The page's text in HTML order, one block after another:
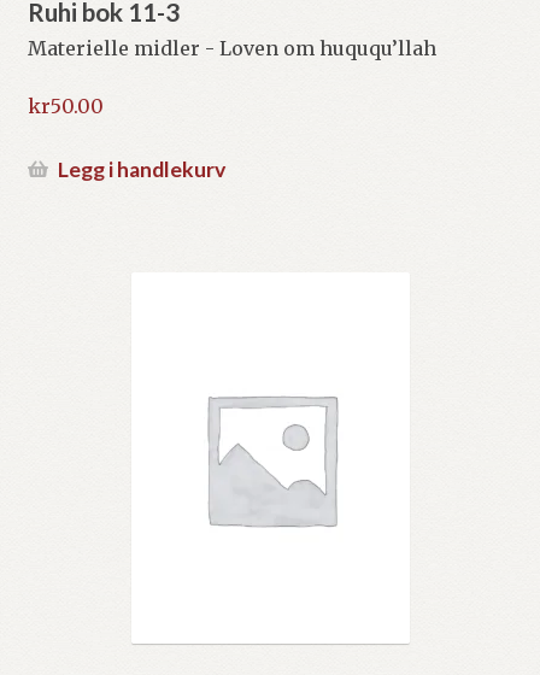
Ruhi bok 11-3
Materielle midler - Loven om huququ’llah
kr50.00
Legg i handlekurv